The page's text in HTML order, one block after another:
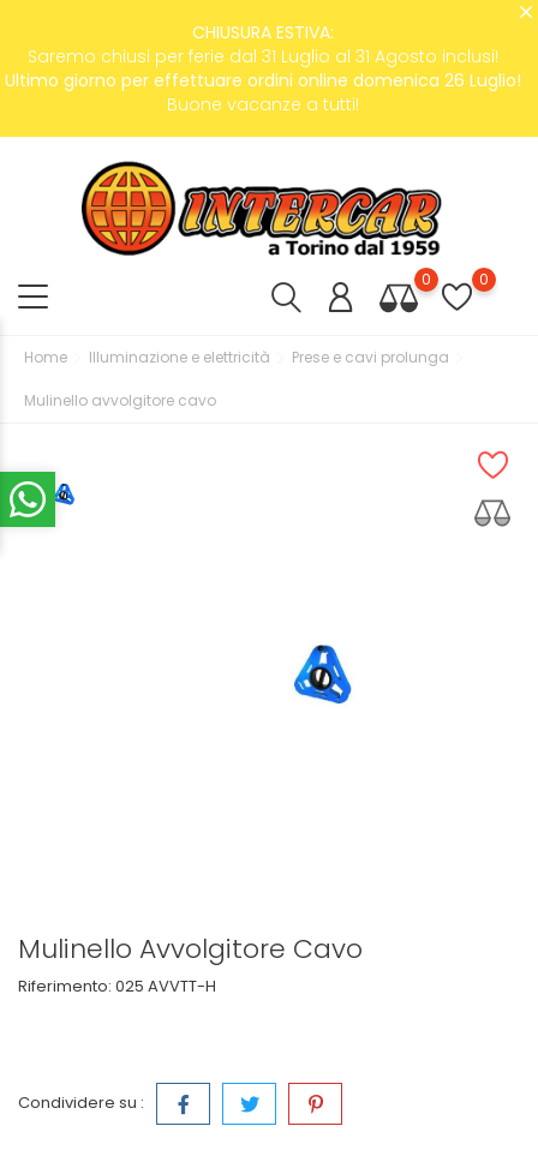
CHIUSURA ESTIVA:
Saremo chiusi per ferie dal 31 Luglio al 31 Agosto inclusi!
Ultimo giorno per effettuare ordini online domenica 26 Luglio!
Buone vacanze a tutti!
0 0
Home Illuminazione e elettricità Prese e cavi prolunga
Mulinello avvolgitore cavo
Mulinello Avvolgitore Cavo
Riferimento: 025 AVVTT-H
Condividere su :